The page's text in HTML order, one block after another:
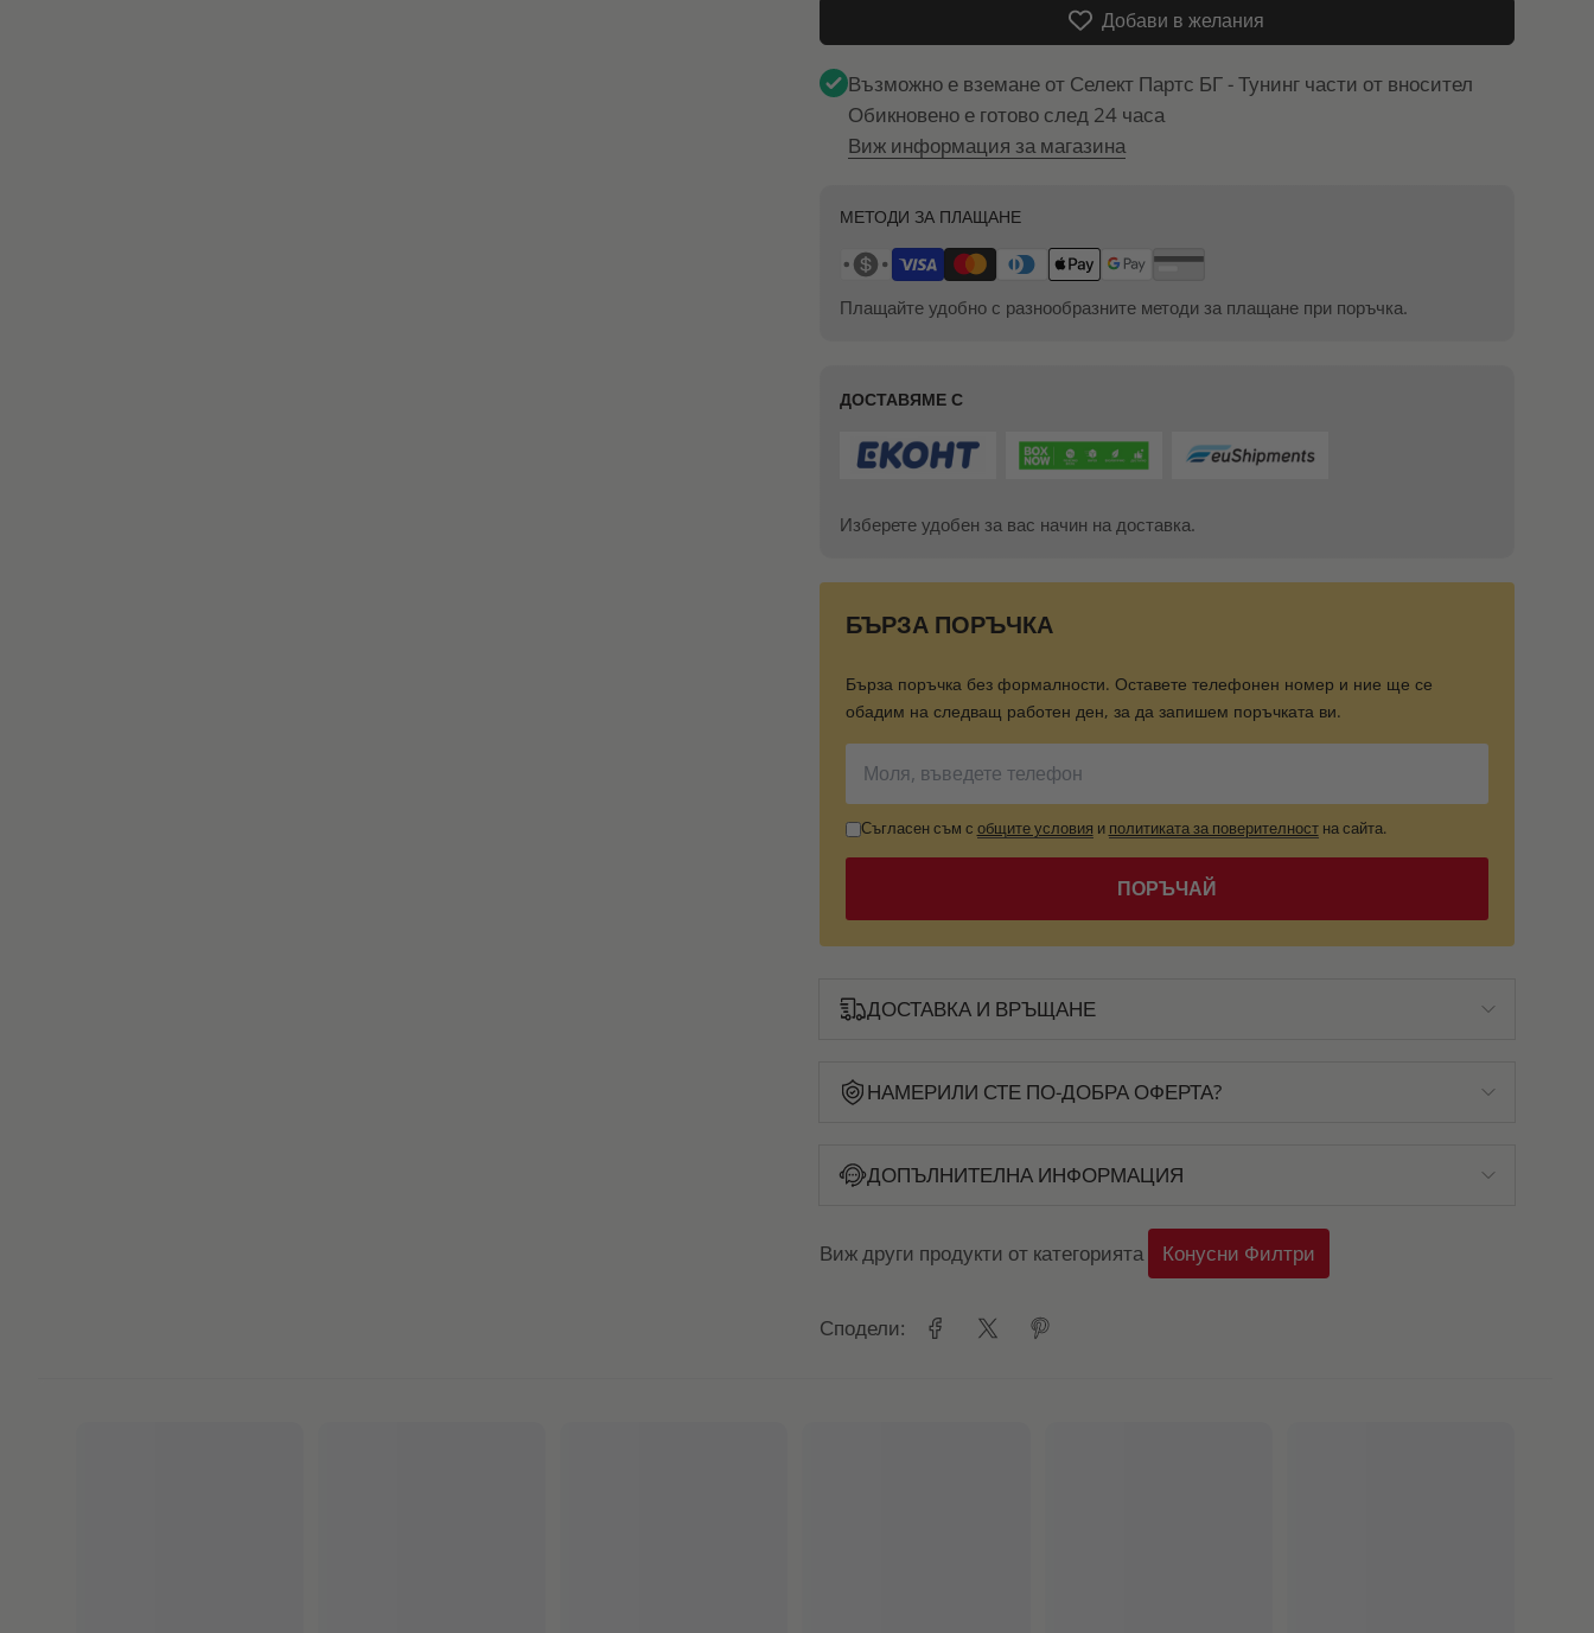
Добави в желания
Възможно е вземане от Селект Партс БГ - Тунинг части от вносител
Обикновено е готово след 24 часа
Виж информация за магазина
МЕТОДИ ЗА ПЛАЩАНЕ
Плащайте удобно с разнообразните методи за плащане при поръчка.
ДОСТАВЯМЕ С
Изберете удобен за вас начин на доставка.
БЪРЗА ПОРЪЧКА
Бърза поръчка без формалности. Оставете телефонен номер и ние ще се
обадим на следващ работен ден, за да запишем поръчката ви.
Съгласен съм с общите условия и политиката за поверителностна сайта.
ПОРЪЧАЙ
ДОСТАВКА И ВРЪЩАНЕ
НАМЕРИЛИ СТЕ ПО-ДОБРА ОФЕРТА?
ДОПЪЛНИТЕЛНА ИНФОРМАЦИЯ
Виж други продукти от категорията Конусни Филтри
Сподели: